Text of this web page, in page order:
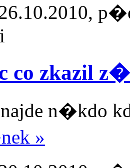
co zkazil
n�kdo
»